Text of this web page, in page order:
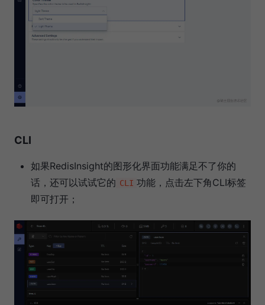
CLI
如果RedisInsight的图形化界面功能满足不了你的
话，还可以试试它的 CLI 功能，点击左下角CLI标签
即可打开；